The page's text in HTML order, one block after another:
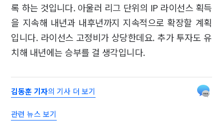
록 하는 것입니다. 아울러 리그 단위의 IP 라이선스 획득
을 지속해 내년과 내후년까지 지속적으로 확장할 계획
입니다. 라이선스 고정비가 상당한데요. 추가 투자도 유
치해 내년에는 승부를 걸 생각입니다.
김동훈 기자의 기사 더 보기
관련 뉴스 보기